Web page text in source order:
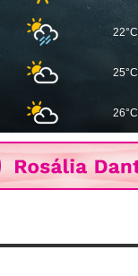
22°C
25°C
26°C